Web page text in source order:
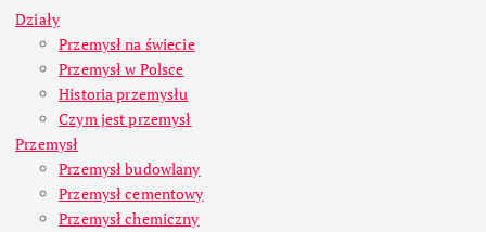
Działy
Przemysł na świecie
Przemysł w Polsce
Historia przemysłu
Czym jest przemysł
Przemysł
Przemysł budowlany
Przemysł cementowy
Przemysł chemiczny